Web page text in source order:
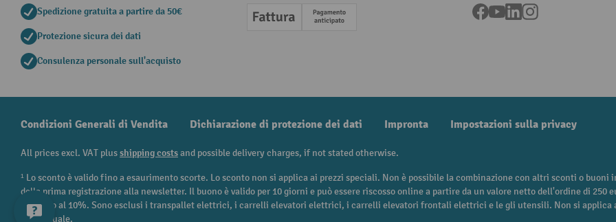
Spedizione gratuita a partire da 50€
Protezione sicura dei dati
Consulenza personale sull'acquisto
Fattura Pagamento anticipato
Facebook
YouTubeLinkedInInstagram
Condizioni Generali di Vendita Dichiarazione di protezione dei dati Impronta Impostazioni sulla privacy
All prices excl. VAT plusshipping costsand possible delivery charges, if not stated otherwise.
¹ Lo sconto è valido fino a esaurimento scorte. Lo sconto non si applica ai prezzi speciali. Non è possibile la combinazione con altri sconti o buoni
della prima registrazione alla newsletter. Il buono è valido per 10 giorni e può essere riscosso online a partire da un valore netto dell'ordine di 250
ed è fino al 10%. Sono esclusi i transpallet elettrici, i carrelli elevatori elettrici, i carrelli elevatori frontali elettrici e le gli utensili. Non si
percentuale.